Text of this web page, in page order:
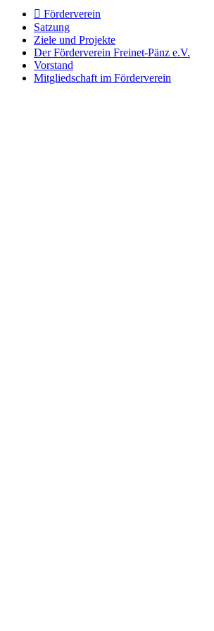
 Förderverein
Satzung
Ziele und Projekte
Der Förderverein Freinet-Pänz e.V.
Vorstand
Mitgliedschaft im Förderverein